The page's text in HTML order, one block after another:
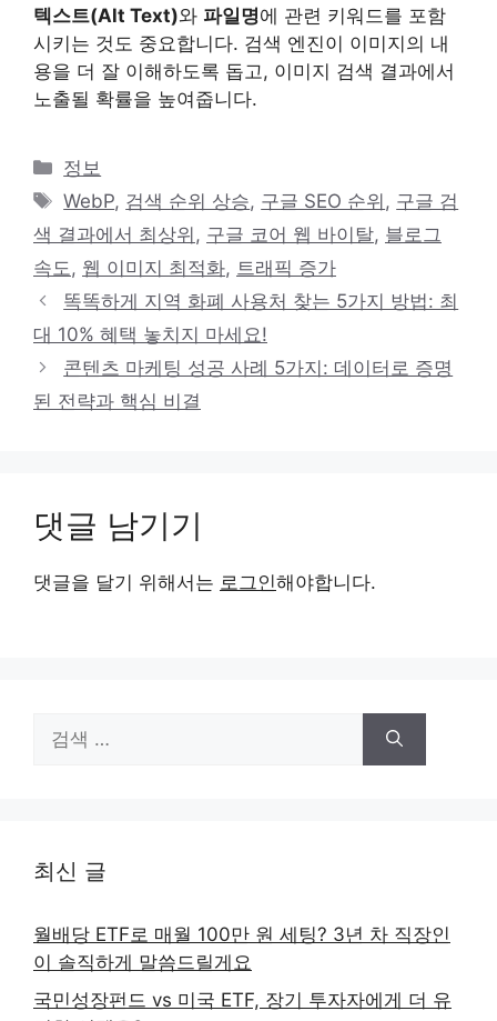
텍스트(Alt Text)와 파일명에 관련 키워드를 포함
시키는 것도 중요합니다. 검색 엔진이 이미지의 내
용을 더 잘 이해하도록 돕고, 이미지 검색 결과에서
노출될 확률을 높여줍니다.
카
테
리
정보
태
그
WebP, 검색 순위 상승, 구글 SEO 순위 , 구글 검
색 결과에서 최상위 , 구글 코어 웹 바이탈, 블로그
속도 , 웹 이미지 최적화, 트래픽 증가
똑똑하게 지역 화폐 사용처 찾는 5가지 방법: 최
대 10% 혜택 놓치지 마세요!
콘텐츠 마케팅 성공 사례 5가지: 데이터로 증명
된 전략과 핵심 비결
댓글 남기기
댓글을 달기 위해서는 로그인해야합니다.
색:
최신 글
월배당 ETF로 매월 100만 원 세팅? 3년 차 직장인
이 솔직하게 말씀드릴게요
국민성장펀드 vs 미국 ETF, 장기 투자자에게 더 유